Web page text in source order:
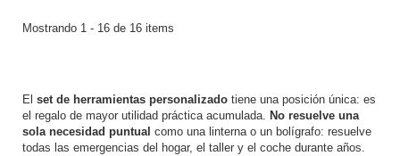
Mostrando 1 - 16 de 16 items
El set de herramientas personalizado tiene una posición única: es
el regalo de mayor utilidad práctica acumulada. No resuelve una
sola necesidad puntual como una linterna o un bolígrafo: resuelve
todas las emergencias del hogar, el taller y el coche durante años.